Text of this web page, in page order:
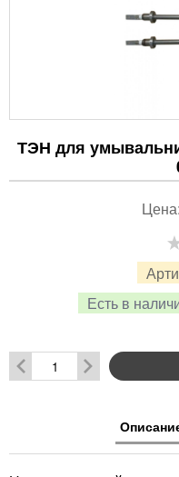
ТЭН для
Есть в
Цена: